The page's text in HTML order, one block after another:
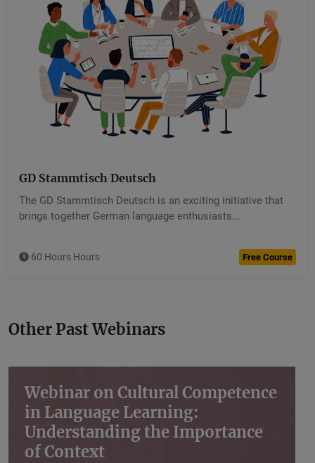
Devkaran Saini
5.00 (40 Ratings )
GD Stammtisch Deutsch
The GD Stammtisch Deutsch is an exciting initiative that
brings together German language enthusiasts...
60 Hours Hours Free Course
Other Past Webinars
Webinar on Cultural Competence
in Language Learning:
Understanding the Importance
of Context